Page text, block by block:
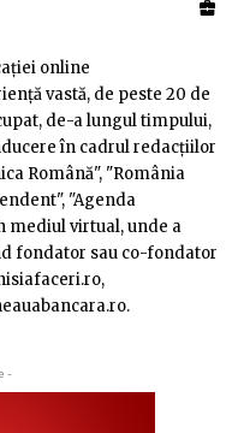
online
vastă, de peste 20 de
de-a lungul timpului,
în cadrul redacţiilor
Română", "România
"Agenda
mediul virtual, unde a
fondator sau co-fondator
-